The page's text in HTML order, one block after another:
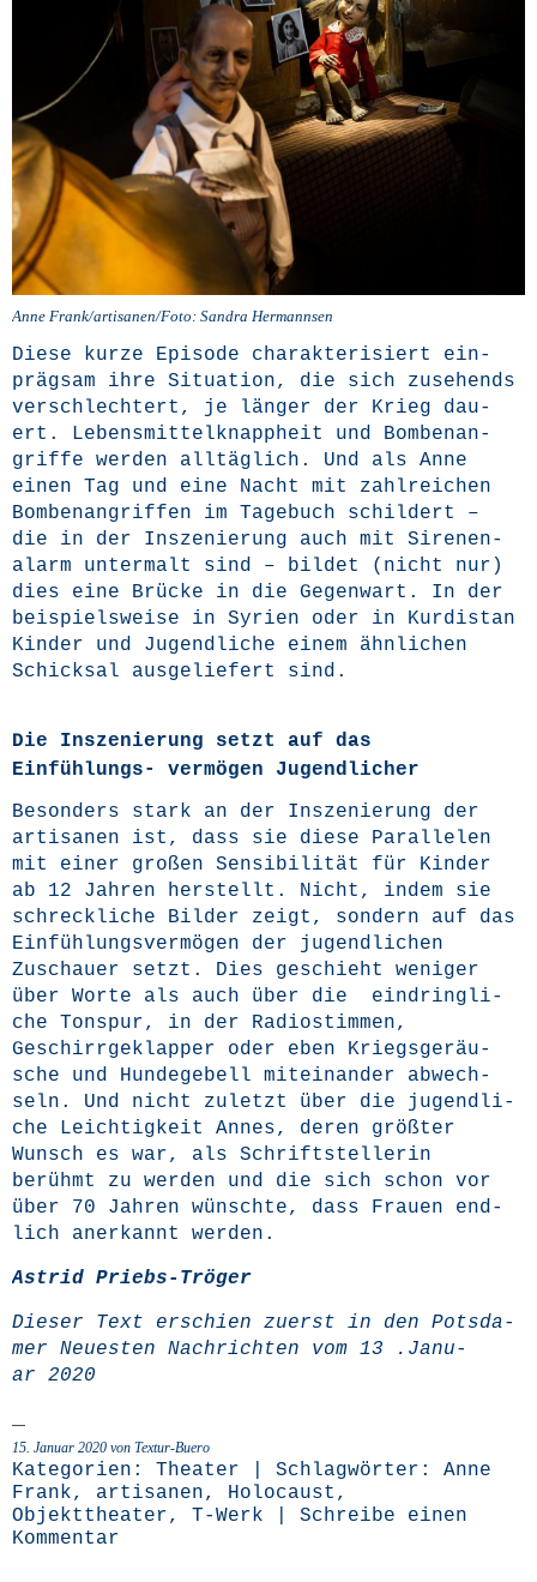
Anne Frank/artisanen/Foto: San­dra Hermannsen
Die­se kur­ze Epi­so­de cha­rak­te­ri­siert ein­
präg­sam ihre Situa­ti­on, die sich zuse­hends
ver­schlech­tert, je län­ger der Krieg dau­
ert. Lebens­mit­tel­knapp­heit und Bom­ben­an­
grif­fe wer­den all­täg­lich. Und als Anne
einen Tag und eine Nacht mit zahl­rei­chen
Bom­ben­an­grif­fen im Tage­buch schil­dert –
die in der Insze­nie­rung auch mit Sire­nen­
alarm unter­malt sind – bil­det (nicht nur)
dies eine Brü­cke in die Gegen­wart. In der
bei­spiels­wei­se in Syri­en oder in Kur­di­stan
Kin­der und Jugend­li­che einem ähn­li­chen
Schick­sal aus­ge­lie­fert sind.
Die Inszenierung setzt auf das
Einfühlungs- vermögen Jugendlicher
Beson­ders stark an der Insze­nie­rung der
arti­sa­nen ist, dass sie die­se Par­al­le­len
mit einer gro­ßen Sen­si­bi­li­tät für Kin­der
ab 12 Jah­ren her­stellt. Nicht, indem sie
schreck­li­che Bil­der zeigt, son­dern auf das
Ein­füh­lungs­ver­mö­gen der jugend­li­chen
Zuschau­er setzt. Dies geschieht weni­ger
über Wor­te als auch über die ein­dring­li­
che Ton­spur, in der Radio­stim­men,
Geschirr­ge­klap­per oder eben Kriegs­ge­räu­
sche und Hun­de­ge­bell mit­ein­an­der abwech­
seln. Und nicht zuletzt über die jugend­li­
che Leich­tig­keit Annes, deren größ­ter
Wunsch es war, als Schrift­stel­le­rin
berühmt zu wer­den und die sich schon vor
über 70 Jah­ren wünsch­te, dass Frau­en end­
lich aner­kannt werden.
Astrid Priebs-Trö­ger
Die­ser Text erschien zuerst in den Pots­da­
mer Neu­es­ten Nach­rich­ten vom 13 .Janu­
ar 2020
15. Januar 2020 von Textur-Buero
Kategorien: Theater | Schlagwörter: Anne
Frank, artisanen, Holocaust ,
Objekttheater, T-Werk
Schreibe einen
Kommentar